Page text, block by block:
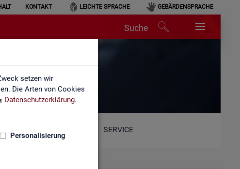
setzen wir
Die Arten von Cookies
Datenschutzerklärung.
Personalisierung
KONTAKT LEICHTE SPRACHE GEBÄRDENSPRACHE
Suche
SERVICE